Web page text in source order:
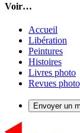
Voir…
Accueil
Libération
Peintures
Histoires
Livres photo
Revues
Envoyer un